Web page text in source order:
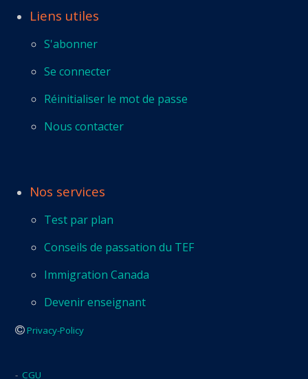
Liens utiles
S'abonner
Se connecter
Réinitialiser le mot de passe
Nous contacter
Nos services
Test par plan
Conseils de passation du TEF
Immigration Canada
Devenir enseignant
Privacy-Policy
- CGU